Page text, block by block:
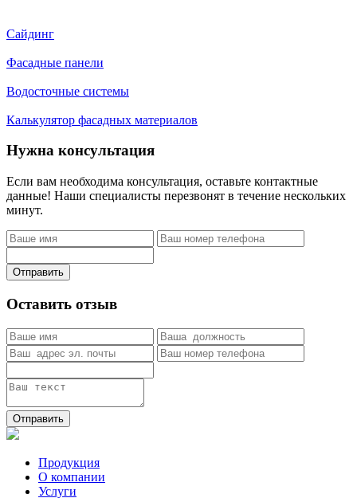
Сайдинг
Фасадные панели
Водосточные системы
Калькулятор фасадных материалов
Нужна консультация
Если вам необходима консультация, оставьте контактные
данные! Наши специалисты перезвонят в течение нескольких
минут.
Отправить
Оставить отзыв
Отправить
Продукция
О компании
Услуги